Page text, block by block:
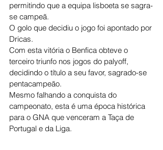
permitindo que a equipa lisboeta se sagra-
se campeã.
O golo que decidiu o jogo foi apontado por
Dricas.
Com esta vitória o Benfica obteve o
terceiro triunfo nos jogos do palyoff,
decidindo o título a seu favor, sagrado-se
pentacampeão.
Mesmo falhando a conquista do
campeonato, esta é uma época histórica
para o GNA que venceram a Taça de
Portugal e da Liga.